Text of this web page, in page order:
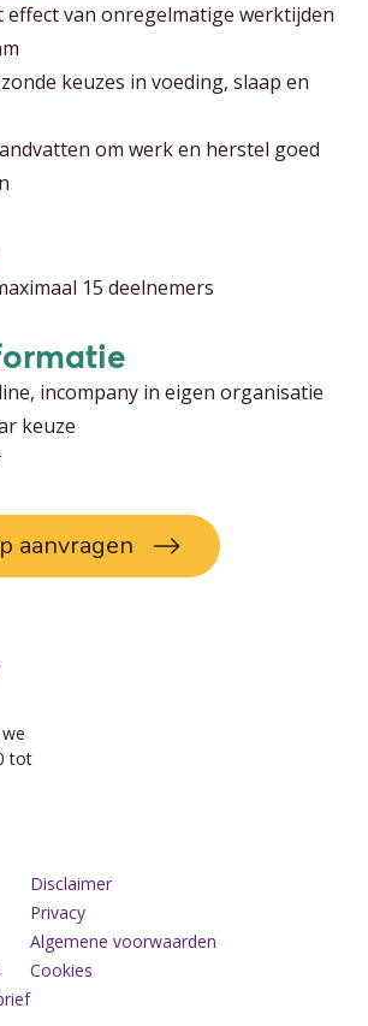
effect van onregelmatige werktijden
keuzes in voeding, slaap en
om werk en herstel goed
15 deelnemers
incompany in eigen organisatie
keuze
aanvragen
tot
Disclaimer
Privacy
Algemene voorwaarden
Cookies